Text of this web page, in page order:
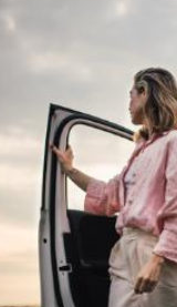
Brussels